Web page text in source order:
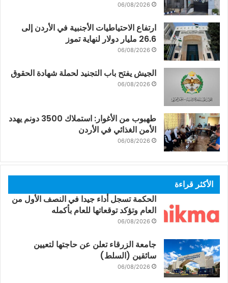
06/08/2026
ارتفاع الاحتياطيات الأجنبية في الأردن إلى
26.6 مليار دولار لنهاية تموز
06/08/2026
الجيش يفتح باب التجنيد لحملة شهادة الحقوق
06/08/2026
طهبوب من الأغوار: استملاك 3500 دونم يهدد
الأمن الغذائي في الأردن
06/08/2026
الأكثر قراءة
الحكمة تسجل أداء جيدا في النصف الأول من
العام وتؤكد توقعاتها للعام بأكمله
06/08/2026
جامعة الزرقاء تعلن عن حاجتها لتعيين
سائقين (السلط)
06/08/2026